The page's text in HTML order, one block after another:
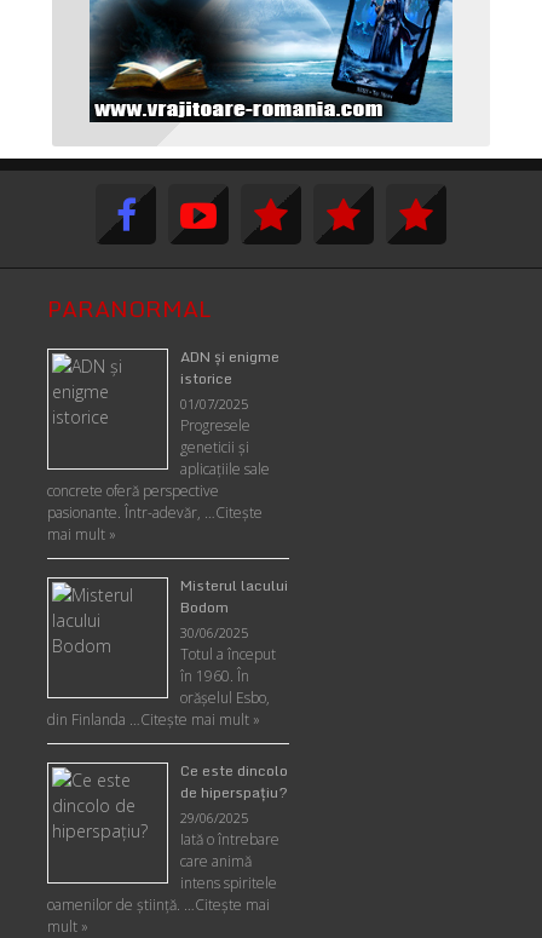
PARANORMAL
ADN şi enigme
istorice
01/07/2025
Progresele
geneticii şi
aplicaţiile sale
concrete oferă perspective
pasionante. Într-adevăr, …Citește
mai mult »
Misterul lacului
Bodom
30/06/2025
Totul a început
în 1960. În
orășelul Esbo,
din Finlanda …Citește mai mult »
Ce este dincolo
de hiperspaţiu?
29/06/2025
Iată o întrebare
care animă
intens spiritele
oamenilor de ştiinţă. …Citește mai
mult »